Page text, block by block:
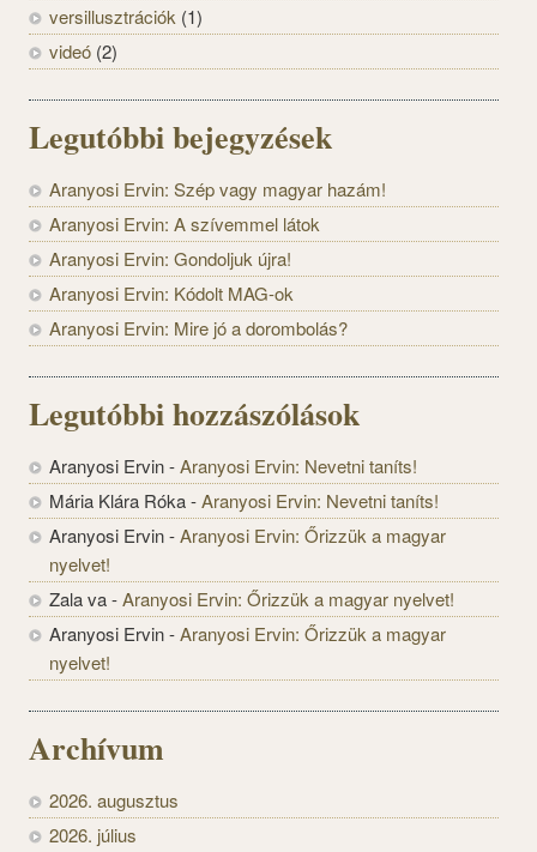
versillusztrációk (1)
videó (2)
Legutóbbi bejegyzések
Aranyosi Ervin: Szép vagy magyar hazám!
Aranyosi Ervin: A szívemmel látok
Aranyosi Ervin: Gondoljuk újra!
Aranyosi Ervin: Kódolt MAG-ok
Aranyosi Ervin: Mire jó a dorombolás?
Legutóbbi hozzászólások
Aranyosi Ervin-Aranyosi Ervin: Nevetni taníts!
Mária Klára Róka-Aranyosi Ervin: Nevetni taníts!
Aranyosi Ervin-Aranyosi Ervin: Őrizzük a magyar
nyelvet!
Zala va-Aranyosi Ervin: Őrizzük a magyar nyelvet!
Aranyosi Ervin-Aranyosi Ervin: Őrizzük a magyar
nyelvet!
Archívum
2026. augusztus
2026. július